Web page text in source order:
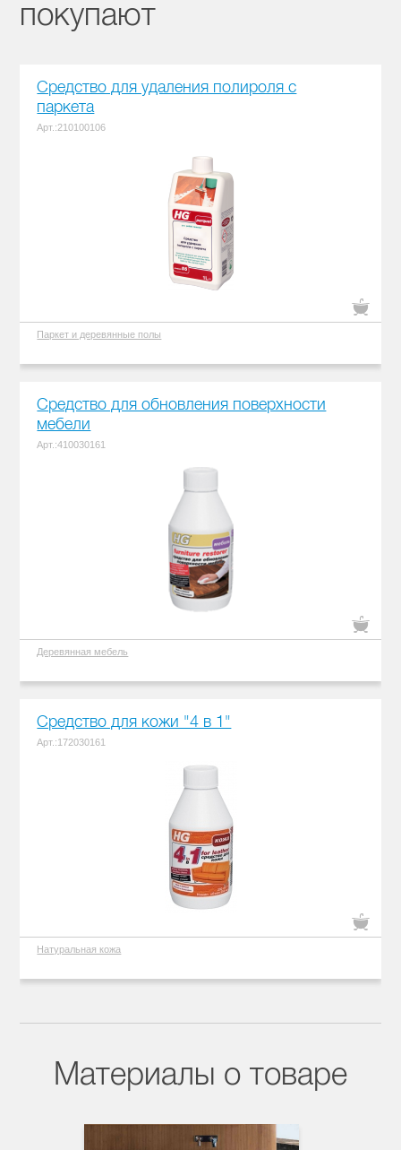
покупают
Средство для удаления полироля с
паркета
Арт.:210100106
Паркет и деревянные полы
Средство для обновления поверхности
мебели
Арт.:410030161
Деревянная мебель
Средство для кожи "4 в 1"
Арт.:172030161
Натуральная кожа
Материалы о товаре